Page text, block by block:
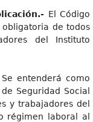
El Código
de todos
del Instituto
Se entenderá como
Seguridad Social
y trabajadores del
régimen laboral al